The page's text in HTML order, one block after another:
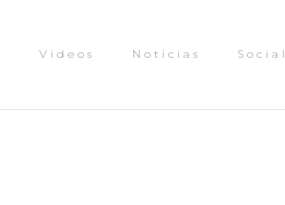
Videos Noticias Social